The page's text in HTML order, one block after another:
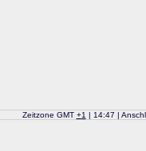
Zeitzone GMT +1 | 14:47 |